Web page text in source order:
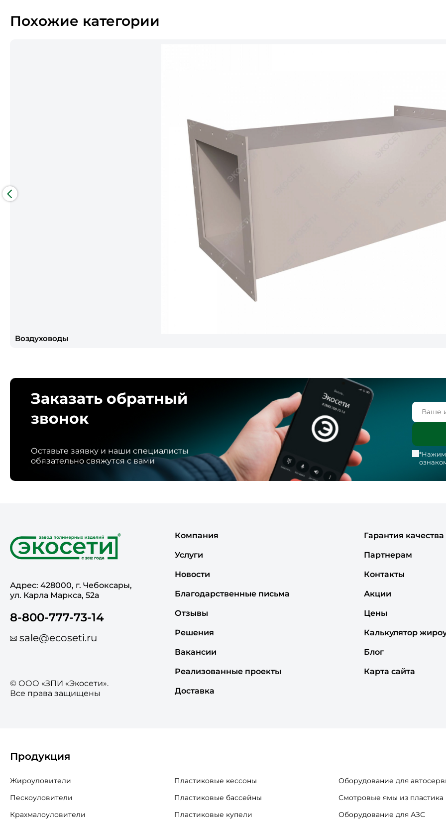
Похожие категории
Воздуховоды
Заказать обратный
звонок
Оставьте заявку и наши специалисты
обязательно свяжутся с вами
Адрес: 428000, г. Чебоксары,
ул. Карла Маркса, 52а
8-800-777-73-14
sale@ecoseti.ru
© ООО «ЗПИ «Экосети».
Все права защищены
Компания
Услуги
Новости
Благодарственные письма
Отзывы
Решения
Вакансии
Реализованные проекты
Доставка
Гарантия качества
Партнерам
Контакты
Акции
Цены
Калькулятор
Блог
Карта сайта
Продукция
Жироуловители
Пескоуловители
Крахмалоуловители
Пластиковые кессоны
Пластиковые бассейны
Пластиковые купели
Оборудование для
Смотровые ямы из пластика
Оборудование для АЗС